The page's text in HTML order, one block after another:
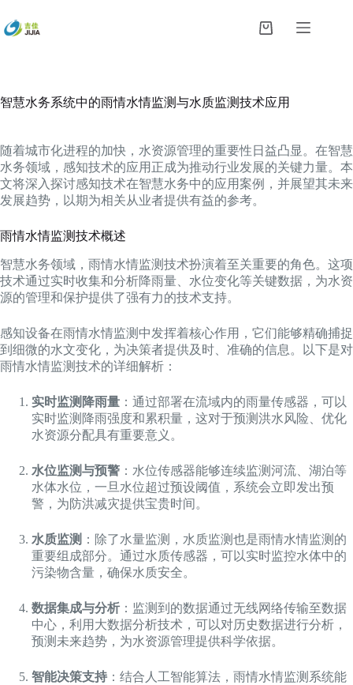
过
内
购
智慧水务系统中的雨情水情监测与水质监测技术应用
随着城市化进程的加快，水资源管理的重要性日益凸显。在智慧
水务领域，感知技术的应用正成为推动行业发展的关键力量。本
文将深入探讨感知技术在智慧水务中的应用案例，并展望其未来
发展趋势，以期为相关从业者提供有益的参考。
雨情水情监测技术概述
智慧水务领域，雨情水情监测技术扮演着至关重要的角色。这项
技术通过实时收集和分析降雨量、水位变化等关键数据，为水资
源的管理和保护提供了强有力的技术支持。
感知设备在雨情水情监测中发挥着核心作用，它们能够精确捕捉
到细微的水文变化，为决策者提供及时、准确的信息。以下是对
雨情水情监测技术的详细解析：
实时监测降雨量 ：通过部署在流域内的雨量传感器，可以
实时监测降雨强度和累积量，这对于预测洪水风险、优化
水资源分配具有重要意义。
水位监测与预警 ：水位传感器能够连续监测河流、湖泊等
水体水位，一旦水位超过预设阈值，系统会立即发出预
警，为防洪减灾提供宝贵时间。
水质监测 ：除了水量监测，水质监测也是雨情水情监测的
重要组成部分。通过水质传感器，可以实时监控水体中的
污染物含量，确保水质安全。
数据集成与分析 ：监测到的数据通过无线网络传输至数据
中心，利用大数据分析技术，可以对历史数据进行分析，
预测未来趋势，为水资源管理提供科学依据。
智能决策支持 ：结合人工智能算法，雨情水情监测系统能